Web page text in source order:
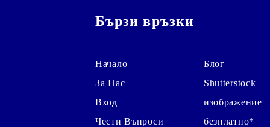
Бързи връзки
Начало
За Нас
Вход
Чести Въпроси
Блог
Shutterstock
изображение
безплатно*